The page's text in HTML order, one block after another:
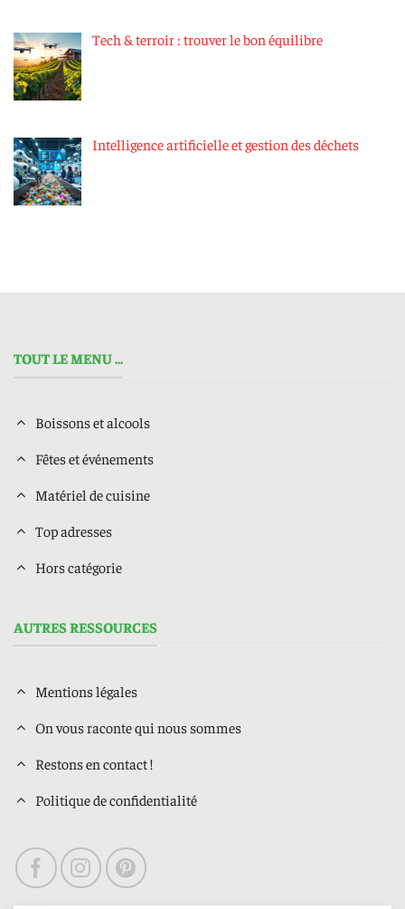
Tech & terroir : trouver le bon équilibre
Intelligence artificielle et gestion des déchets
TOUT LE MENU ...
Boissons et alcools
Fêtes et événements
Matériel de cuisine
Top adresses
Hors catégorie
AUTRES RESSOURCES
Mentions légales
On vous raconte qui nous sommes
Restons en contact !
Politique de confidentialité